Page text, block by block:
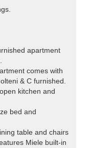
apartment
comes with
& C furnished.
kitchen and
bed and
table and chairs
Miele built-in